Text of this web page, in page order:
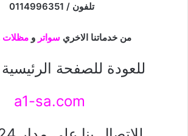
تلفون / 0114996351
من خدماتنا الاخري سواتر و مظلات
للعودة للصفحة